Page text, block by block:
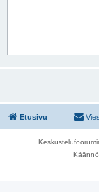
Etusivu